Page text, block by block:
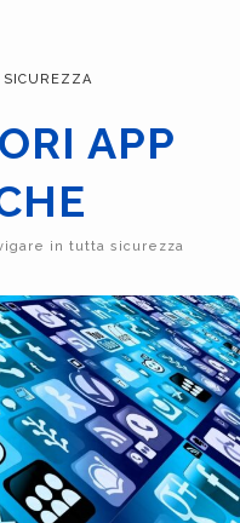
SICUREZZA
APP
in tutta sicurezza